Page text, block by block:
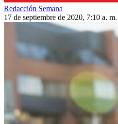
Redacción Semana
17 de septiembre de 2020, 7:10 a. m.